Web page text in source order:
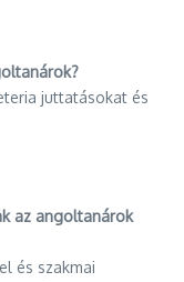
juttatásokat és
az angoltanárok
és szakmai